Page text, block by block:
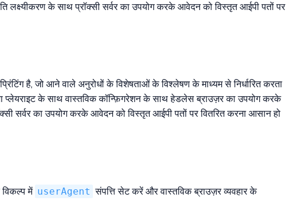
लक्ष्यीकरण के साथ प्रॉक्सी सर्वर का उपयोग करके आवेदन को विस्तृत आईपी पतों पर
है, जो आने वाले अनुरोधों के विशेषताओं के विश्लेषण के माध्यम से निर्धारित करता
प्लेयराइट के साथ वास्तविक कॉन्फ़िगरेशन के साथ हेडलेस ब्राउज़र का उपयोग करके
सर्वर का उपयोग करके आवेदन को विस्तृत आईपी पतों पर वितरित करना आसान हो
विकल्प में userAgent संपत्ति सेट करें और वास्तविक ब्राउज़र व्यवहार के